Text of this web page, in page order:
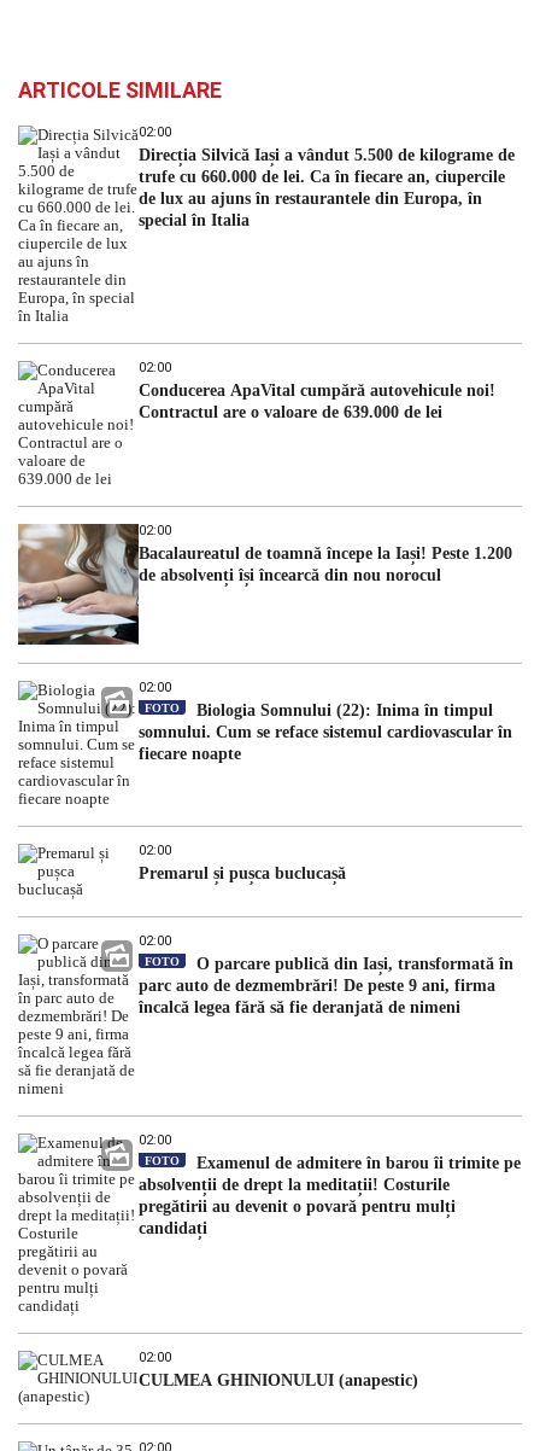
ARTICOLE SIMILARE
02:00
Direcția Silvică Iași a vândut 5.500 de kilograme de
trufe cu 660.000 de lei. Ca în fiecare an, ciupercile
de lux au ajuns în restaurantele din Europa, în
special în Italia
02:00
Conducerea ApaVital cumpără autovehicule noi!
Contractul are o valoare de 639.000 de lei
02:00
Bacalaureatul de toamnă începe la Iași! Peste 1.200
de absolvenți își încearcă din nou norocul
02:00
FOTO
Biologia Somnului (22): Inima în timpul
somnului. Cum se reface sistemul cardiovascular în
fiecare noapte
02:00
Premarul și pușca buclucașă
02:00
FOTO
O parcare publică din Iași, transformată în
parc auto de dezmembrări! De peste 9 ani, firma
încalcă legea fără să fie deranjată de nimeni
02:00
FOTO
Examenul de admitere în barou îi trimite pe
absolvenții de drept la meditații! Costurile
pregătirii au devenit o povară pentru mulți
candidați
02:00
CULMEA GHINIONULUI (anapestic)